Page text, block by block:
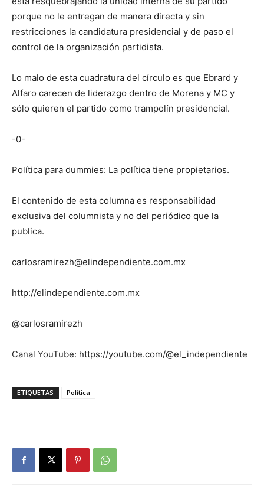
porque no le entregan de manera directa y sin
restricciones la candidatura presidencial y de paso el
control de la organización partidista.
Lo malo de esta cuadratura del círculo es que Ebrard y
Alfaro carecen de liderazgo dentro de Morena y MC y
sólo quieren el partido como trampolín presidencial.
-0-
Política para dummies: La política tiene propietarios.
El contenido de esta columna es responsabilidad
exclusiva del columnista y no del periódico que la
publica.
carlosramirezh@elindependiente.com.mx
http://elindependiente.com.mx
@carlosramirezh
Canal YouTube: https://youtube.com/@el_independiente
ETIQUETAS Política